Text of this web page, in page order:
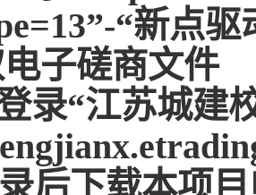
“新点
子磋商文件
录“江苏城建
后下载本项